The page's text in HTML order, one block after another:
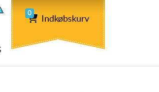
0
Indkøbskurv